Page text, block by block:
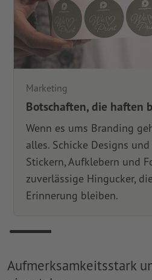
Marketing
Botschaften, die haften
Wenn es ums Branding
alles. Schicke Designs
Stickern, Aufklebern und
zuverlässige Hingucker,
Erinnerung bleiben.
Aufmerksamkeitsstark